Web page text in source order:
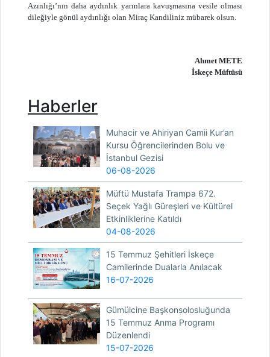
Azınlığı’nın daha aydınlık yarınlara kavuşmasına vesile olması
dileğiyle gönül aydınlığı olan Miraç Kandiliniz mübarek olsun.
Ahmet METE
İskeçe Müftüsü
Haberler
Muhacir ve Ahiriyan Camii Kur’an
Kursu Öğrencilerinden Bolu ve
İstanbul Gezisi
06-08-2026
Müftü Mustafa Trampa 672.
Seçek Yağlı Güreşleri ve Kültürel
Etkinliklerine Katıldı
04-08-2026
15 Temmuz Şehitleri İskeçe
Camilerinde Dualarla Anılacak
16-07-2026
Gümülcine Başkonsolosluğunda
15 Temmuz Anma Programı
Düzenlendi
15-07-2026